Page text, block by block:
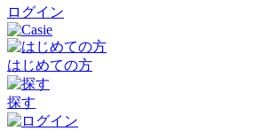
ログイン
はじめての方
探す